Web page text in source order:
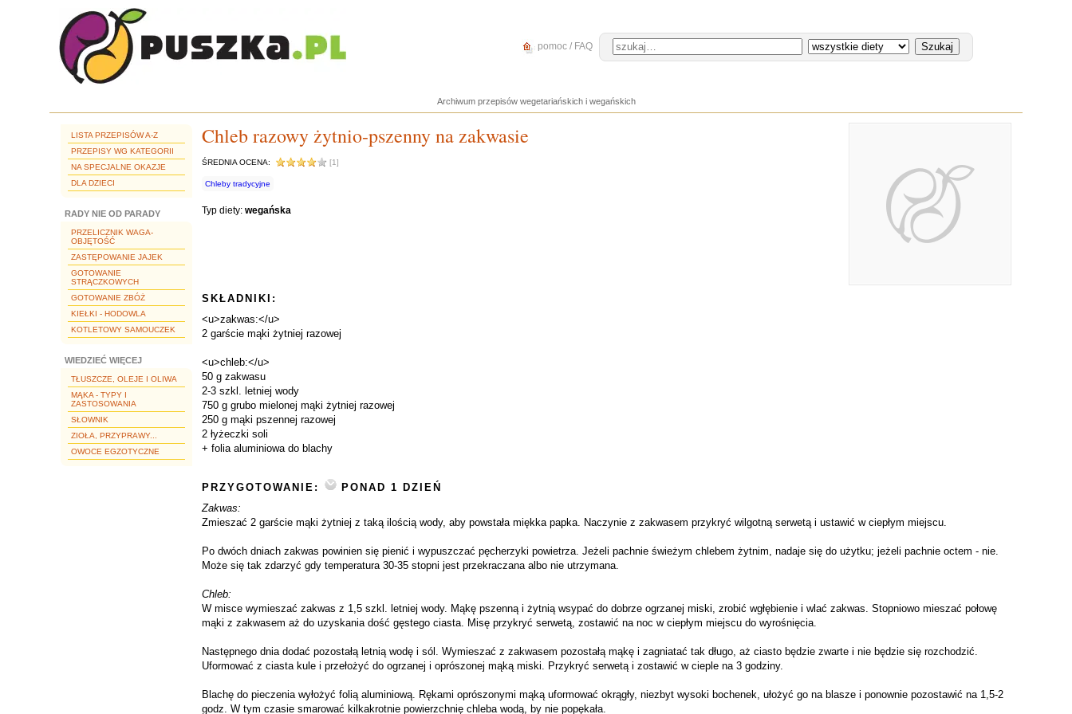
pomoc / FAQ
Archiwum przepisów wegetariańskich i wegańskich
LISTA PRZEPISÓW A-Z
PRZEPISY WG KATEGORII
NA SPECJALNE OKAZJE
DLA DZIECI
RADY NIE OD PARADY
PRZELICZNIK WAGA-
OBJĘTOŚĆ
ZASTĘPOWANIE JAJEK
GOTOWANIE
STRĄCZKOWYCH
GOTOWANIE ZBÓŻ
KIEŁKI - HODOWLA
KOTLETOWY SAMOUCZEK
WIEDZIEĆ WIĘCEJ
TŁUSZCZE, OLEJE I OLIWA
MĄKA - TYPY I
ZASTOSOWANIA
SŁOWNIK
ZIOŁA, PRZYPRAWY...
OWOCE EGZOTYCZNE
Chleb razowy żytnio-pszenny na zakwasie
ŚREDNIA OCENA: [1]
Chleby tradycyjne
Typ diety: wegańska
SKŁADNIKI:
<u>zakwas:</u>
2 garście mąki żytniej razowej
<u>chleb:</u>
50 g zakwasu
2-3 szkl. letniej wody
750 g grubo mielonej mąki żytniej razowej
250 g mąki pszennej razowej
2 łyżeczki soli
+ folia aluminiowa do blachy
PRZYGOTOWANIE:
PONAD 1 DZIEŃ
Zakwas:
Zmieszać 2 garście mąki żytniej z taką ilością wody, aby powstała miękka papka. Naczynie z zakwasem przykryć wilgotną serwetą i ustawić w ciepłym miejscu.
Po dwóch dniach zakwas powinien się pienić i wypuszczać pęcherzyki powietrza. Jeżeli pachnie świeżym chlebem żytnim, nadaje się do użytku; jeżeli pachnie octem - nie.
Może się tak zdarzyć gdy temperatura 30-35 stopni jest przekraczana albo nie utrzymana.
Chleb:
W misce wymieszać zakwas z 1,5 szkl. letniej wody. Mąkę pszenną i żytnią wsypać do dobrze ogrzanej miski, zrobić wgłębienie i wlać zakwas. Stopniowo mieszać połowę
mąki z zakwasem aż do uzyskania dość gęstego ciasta. Misę przykryć serwetą, zostawić na noc w ciepłym miejscu do wyrośnięcia.
Następnego dnia dodać pozostałą letnią wodę i sól. Wymieszać z zakwasem pozostałą mąkę i zagniatać tak długo, aż ciasto będzie zwarte i nie będzie się rozchodzić.
Uformować z ciasta kule i przełożyć do ogrzanej i oprószonej mąką miski. Przykryć serwetą i zostawić w cieple na 3 godziny.
Blachę do pieczenia wyłożyć folią aluminiową. Rękami oprószonymi mąką uformować okrągły, niezbyt wysoki bochenek, ułożyć go na blasze i ponownie pozostawić na 1,5-2
godz. W tym czasie smarować kilkakrotnie powierzchnię chleba wodą, by nie popękała.